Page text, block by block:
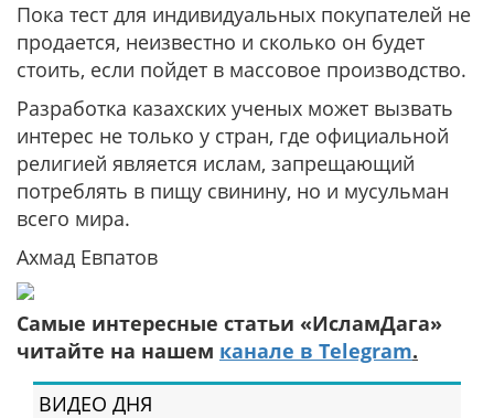
Пока тест для индивидуальных покупателей не
продается, неизвестно и сколько он будет
стоить, если пойдет в массовое производство.
Разработка казахских ученых может вызвать
интерес не только у стран, где официальной
религией является ислам, запрещающий
потреблять в пищу свинину, но и мусульман
всего мира.
Ахмад Евпатов
Самые интересные статьи «ИсламДага»
читайте на нашем канале в Telegram.
ВИДЕО ДНЯ